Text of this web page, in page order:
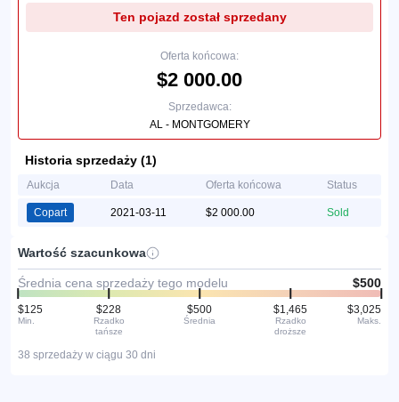
Ten pojazd został sprzedany
Oferta końcowa:
$2 000.00
Sprzedawca:
AL - MONTGOMERY
Historia sprzedaży (1)
Aukcja Data Oferta końcowa Status
Copart 2021-03-11 $2 000.00 Sold
Wartość szacunkowa
Średnia cena sprzedaży tego modelu $500
$125
Min.
$228
Rzadko
tańsze
$500
Średnia
$1,465
Rzadko
droższe
$3,025
Maks.
38 sprzedaży w ciągu 30 dni